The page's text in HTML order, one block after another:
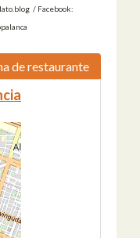
/ Facebook:
de restaurante